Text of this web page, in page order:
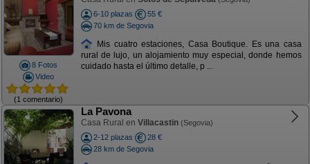
8 Fotos
Video
(1 comentario)
6-10 plazas
55 €
70 km de Segovia
Mis cuatro estaciones, Casa Boutique. Es una casa
rural de lujo, un alojamiento muy especial, donde hemos
cuidado hasta el último detalle, p ...
La Pavona
Casa Rural en Villacastin (Segovia)
2-12 plazas
28 €
28 km de Segovia